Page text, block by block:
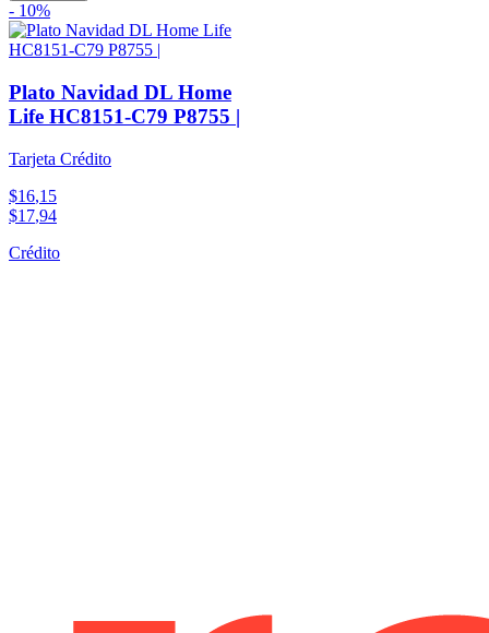
- 10%
Plato Navidad DL Home
Life HC8151-C79 P8755 |
Tarjeta Crédito
$16,15
$17,94
Crédito